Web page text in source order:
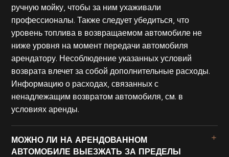
ручную мойку, чтобы за ним ухаживали
профессионалы. Также следует убедиться, что
уровень топлива в возвращаемом автомобиле не
ниже уровня на момент передачи автомобиля
арендатору. Несоблюдение указанных условий
возврата влечет за собой дополнительные расходы.
Информацию о расходах, связанных с
ненадлежащим возвратом автомобиля, см. в
условиях аренды.
МОЖНО ЛИ НА АРЕНДОВАННОМ
АВТОМОБИЛЕ ВЫЕЗЖАТЬ ЗА ПРЕДЕЛЫ